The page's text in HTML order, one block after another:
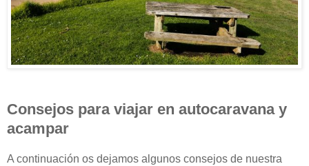
Consejos para viajar en autocaravana y
acampar
A continuación os dejamos algunos consejos de nuestra